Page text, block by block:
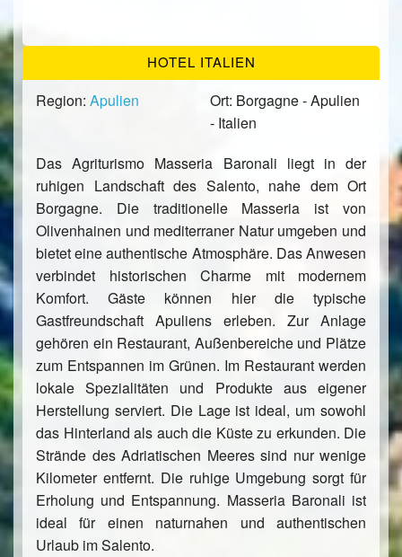
HOTEL ITALIEN
Region: Apulien
Ort: Borgagne - Apulien
- Italien
Das Agriturismo Masseria Baronali liegt in der
ruhigen Landschaft des Salento, nahe dem Ort
Borgagne. Die traditionelle Masseria ist von
Olivenhainen und mediterraner Natur umgeben und
bietet eine authentische Atmosphäre. Das Anwesen
verbindet historischen Charme mit modernem
Komfort. Gäste können hier die typische
Gastfreundschaft Apuliens erleben. Zur Anlage
gehören ein Restaurant, Außenbereiche und Plätze
zum Entspannen im Grünen. Im Restaurant werden
lokale Spezialitäten und Produkte aus eigener
Herstellung serviert. Die Lage ist ideal, um sowohl
das Hinterland als auch die Küste zu erkunden. Die
Strände des Adriatischen Meeres sind nur wenige
Kilometer entfernt. Die ruhige Umgebung sorgt für
Erholung und Entspannung. Masseria Baronali ist
ideal für einen naturnahen und authentischen
Urlaub im Salento.